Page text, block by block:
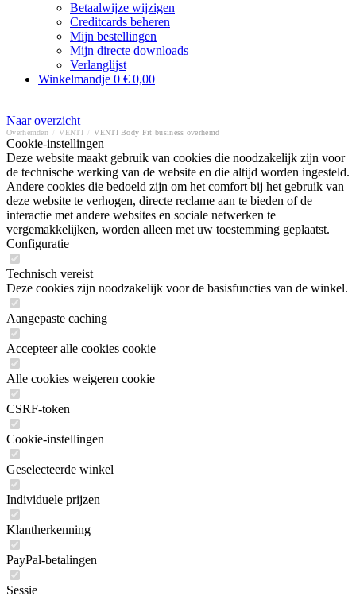
Betaalwijze wijzigen
Creditcards beheren
Mijn bestellingen
Mijn directe downloads
Verlanglijst
Winkelmandje 0 € 0,00
Naar overzicht
Overhemden VENTI VENTI Body Fit business overhemd
Cookie-instellingen
Deze website maakt gebruik van cookies die noodzakelijk zijn voor
de technische werking van de website en die altijd worden ingesteld.
Andere cookies die bedoeld zijn om het comfort bij het gebruik van
deze website te verhogen, directe reclame aan te bieden of de
interactie met andere websites en sociale netwerken te
vergemakkelijken, worden alleen met uw toestemming geplaatst.
Configuratie
Technisch vereist
Deze cookies zijn noodzakelijk voor de basisfuncties van de winkel.
Aangepaste caching
Accepteer alle cookies cookie
Alle cookies weigeren cookie
CSRF-token
Cookie-instellingen
Geselecteerde winkel
Individuele prijzen
Klantherkenning
PayPal-betalingen
Sessie